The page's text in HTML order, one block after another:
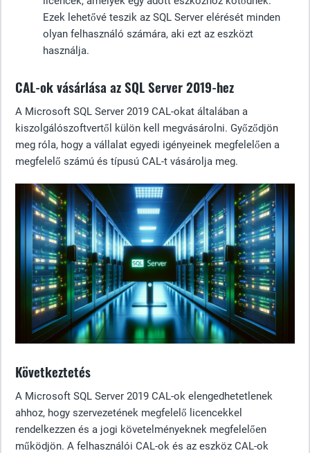
Ezek lehetővé teszik az SQL Server elérését minden
olyan felhasználó számára, aki ezt az eszközt
használja.
CAL-ok vásárlása az SQL Server 2019-hez
A Microsoft SQL Server 2019 CAL-okat általában a
kiszolgálószoftvertől külön kell megvásárolni. Győződjön
meg róla, hogy a vállalat egyedi igényeinek megfelelően a
megfelelő számú és típusú CAL-t vásárolja meg.
Következtetés
A Microsoft SQL Server 2019 CAL-ok elengedhetetlenek
ahhoz, hogy szervezetének megfelelő licencekkel
rendelkezzen és a jogi követelményeknek megfelelően
működjön. A felhasználói CAL-ok és az eszköz CAL-ok